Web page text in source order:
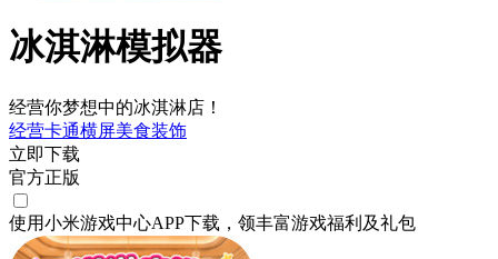
冰淇淋模拟器
经营你梦想中的冰淇淋店！
经营卡通横屏美食装饰
立即下载
官方正版
使用小米游戏中心APP下载 ，领丰富游戏福利 及礼包